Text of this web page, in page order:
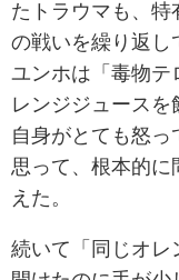
たトラウマも、特
の戦いを繰り返し
ユンホは「毒物テ
レンジジュース
自身がとても怒っ
思って、根本的に
えた。
続いて「同じオレ